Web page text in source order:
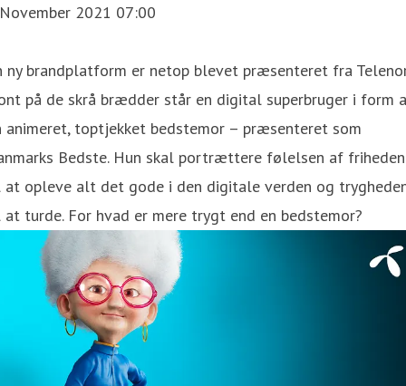
2021 07:00
ny brandplatform er netop blevet præsenteret fra
på de skrå brædder står en digital superbruger i form
animeret, toptjekket bedstemor – præsenteret som
Bedste. Hun skal portrættere følelsen af friheden
opleve alt det gode i den digitale verden og
turde. For hvad er mere trygt end en bedstemor?